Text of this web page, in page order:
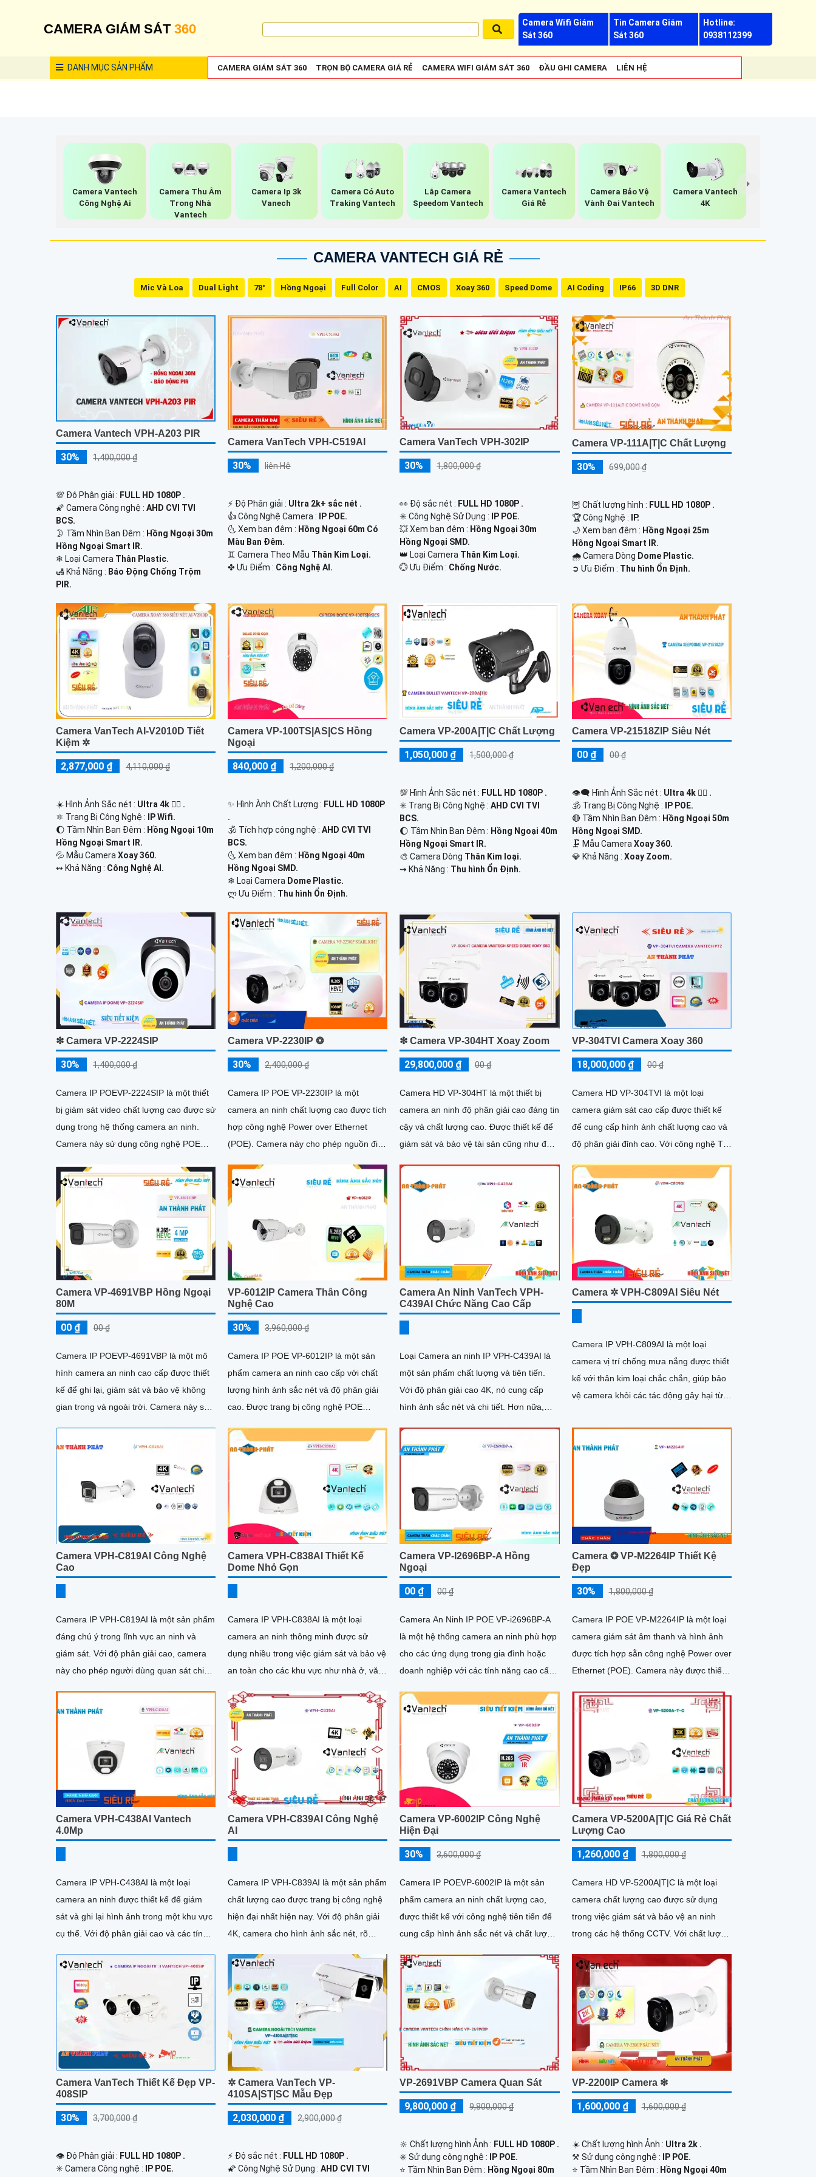
CAMERA GIÁM SÁT 360
Camera Wifi Giám
Sát 360
Tin Camera Giám
Sát 360
Hotline:
0938112399
DANH MỤCSẢN PHẨM CAMERA GIÁM SÁT 360 TRỌN BỘ CAMERA GIÁ RẺ CAMERA WIFI GIÁM SÁT 360 ĐẦU GHI CAMERA LIÊN HỆ
Camera Vantech
Công Nghệ Ai
Camera Thu Âm
Trong Nhà
Vantech
Camera Ip 3k
Vanech
Camera Có Auto
Traking Vantech
Lắp Camera
Speedom Vantech
Camera Vantech
Giá Rẻ
Camera Bảo Vệ
Vành Đai Vantech
Camera Vantech
4K
CAMERA VANTECH GIÁ RẺ
Mic Và Loa Dual Light 78° Hồng Ngoại Full Color AI CMOS Xoay 360 Speed Dome AI Coding IP66 3D DNR
Camera Vantech VPH-A203 PIR
30% 1,400,000 ₫
💯 Độ Phân giải : FULL HD 1080P .
🌠 Camera Công nghệ : AHD CVI TVI
BCS.
🌛 Tầm Nhìn Ban Đêm : Hồng Ngoại 30m
Hồng Ngoại Smart IR.
❄ Loại Camera Thân Plastic.
️🛃 Khả Năng : Báo Động Chống Trộm
PIR.
Camera VanTech VPH-C519AI
30% liên Hệ
️⚡ Độ Phân giải : Ultra 2k+ sắc nét .
👍 Công Nghệ Camera :
IP POE.
🌜 Xem ban đêm : Hồng Ngoại 60m Có
Màu Ban Đêm.
♊ Camera Theo Mẫu Thân Kim Loại.
️✤ Ưu Điểm : Công Nghệ AI.
Camera VanTech VPH-302IP
30% 1,800,000 ₫
️👀 Độ sắc nét : FULL HD 1080P .
✳️ Công Nghệ Sử Dụng :
IP POE.
💥 Xem ban đêm : Hồng Ngoại 30m
Hồng Ngoại SMD.
👑 Loại Camera Thân Kim Loại.
️💮 Ưu Điểm : Chống Nước.
Camera VP-111A|T|C Chất Lượng
30% 699,000 ₫
🦉 Chất lượng hình : FULL HD 1080P .
🏆 Công Nghệ :
IP.
🌙 Xem ban đêm : Hồng Ngoại 25m
Hồng Ngoại Smart IR.
🌧️ Camera Dòng Dome Plastic.
️➲ Ưu Điểm : Thu hình Ổn Định.
Camera VanTech AI-V2010D Tiết
Kiệm ✲
2,877,000 ₫ 4,110,000 ₫
☀️ Hình Ảnh Sắc nét : Ultra 4k 👍🏾 .
⚛️ Trang Bị Công Nghệ :
IP Wifi.
🌔 Tầm Nhìn Ban Đêm : Hồng Ngoại 10m
Hồng Ngoại Smart IR.
💦 Mẫu CameraXoay 360.
️↭ Khả Năng : Công Nghệ AI.
Camera VP-100TS|AS|CS Hồng
Ngoại
840,000 ₫ 1,200,000 ₫
✨ Hình Ành Chất Lượng : FULL HD 1080P
.
🕉️ Tích hợp công nghệ :AHD CVI TVI
BCS.
🌜 Xem ban đêm : Hồng Ngoại 40m
Hồng Ngoại SMD.
❄ Loại Camera Dome Plastic.
️ლ Ưu Điểm : Thu hình Ổn Định.
Camera VP-200A|T|C Chất Lượng
1,050,000 ₫ 1,500,000 ₫
💯 Hình Ảnh Sắc nét : FULL HD 1080P .
✳️ Trang Bị Công Nghệ :AHD CVI TVI
BCS.
🌔 Tầm Nhìn Ban Đêm : Hồng Ngoại 40m
Hồng Ngoại Smart IR.
🎨 Camera Dòng Thân Kim loại.
️⇝ Khả Năng : Thu hình Ổn Định.
Camera VP-21518ZIP Siêu Nét
00 ₫ 00 ₫
👁️‍🗨 Hình Ảnh Sắc nét : Ultra 4k 👍🏾 .
🕉️ Trang Bị Công Nghệ :
IP POE.
🔴 Tầm Nhìn Ban Đêm : Hồng Ngoại 50m
Hồng Ngoại SMD.
🗜️ Mẫu CameraXoay 360.
️💎 Khả Năng : Xoay Zoom.
❇ Camera VP-2224SIP
30% 1,400,000 ₫
Camera IP POEVP-2224SIP là một thiết
bị giám sát video chất lượng cao được sử
dụng trong hệ thống camera an ninh.
Camera này sử dụng công nghệ POE
nguồn và truyền dữ liệu thông qua một
dây cáp duy nhất
Camera VP-2230IP ❂
30% 2,400,000 ₫
Camera IP POE VP-2230IP là một
camera an ninh chất lượng cao được tích
hợp công nghệ Power over Ethernet
(POE). Camera này cho phép nguồn điện
nhất, giúp đơn giản hóa quá trình cài đặt
và tiết kiệm chi phí
❇ Camera VP-304HT Xoay Zoom
29,800,000 ₫ 00 ₫
Camera HD VP-304HT là một thiết bị
camera an ninh độ phân giải cao đáng tin
cậy và chất lượng cao. Được thiết kế để
giám sát và bảo vệ tài sản cũng như đảm
VP-304TVI Camera Xoay 360
18,000,000 ₫ 00 ₫
Camera HD VP-304TVI là một loại
camera giám sát cao cấp được thiết kế
để cung cấp hình ảnh chất lượng cao và
độ phân giải đỉnh cao. Với công nghệ TVI
Camera VP-4691VBP Hồng Ngoại
80M
00 ₫ 00 ₫
Camera IP POEVP-4691VBP là một mô
hình camera an ninh cao cấp được thiết
kế để ghi lại, giám sát và bảo vệ không
gian trong và ngoài trời. Camera này sử
VP-6012IP Camera Thân Công
Nghệ Cao
30% 3,960,000 ₫
Camera IP POE VP-6012IP là một sản
phẩm camera an ninh cao cấp với chất
lượng hình ảnh sắc nét và độ phân giải
cao. Được trang bị công nghệ POE
gian và công sức trong việc cấu hình và
cài đặt
Camera An Ninh VanTech VPH-
C439AI Chức Năng Cao Cấp
Loại Camera an ninh IP VPH-C439AI là
một sản phẩm chất lượng và tiên tiến.
Với độ phân giải cao 4K, nó cung cấp
hình ảnh sắc nét và chi tiết. Hơn nữa,
Camera ✲ VPH-C809AI Siêu Nét
Camera IP VPH-C809AI là một loại
camera vị trí chống mưa nắng được thiết
kế với thân kim loại chắc chắn, giúp bảo
vệ camera khỏi các tác động gây hại từ
Camera VPH-C819AI Công Nghệ
Cao
Camera IP VPH-C819AI là một sản phẩm
đáng chú ý trong lĩnh vực an ninh và
giám sát. Với độ phân giải cao, camera
này cho phép người dùng quan sát chi
Camera VPH-C838AI Thiết Kế
Dome Nhỏ Gọn
Camera IP VPH-C838AI là một loại
camera an ninh thông minh được sử
dụng nhiều trong việc giám sát và bảo vệ
an toàn cho các khu vực như nhà ở, văn
Camera VP-I2696BP-A Hồng
Ngoại
00 ₫ 00 ₫
Camera An Ninh IP POE VP-i2696BP-A
là một hệ thống camera an ninh phù hợp
cho các ứng dụng trong gia đình hoặc
doanh nghiệp với các tính năng cao cấp.
Camera ❂ VP-M2264IP Thiết Kệ
Đẹp
30% 1,800,000 ₫
Camera IP POE VP-M2264IP là một loại
camera giám sát âm thanh và hình ảnh
được tích hợp sẵn công nghệ Power over
Ethernet (POE). Camera này được thiết
Camera VPH-C438AI Vantech
4.0Mp
Camera IP VPH-C438AI là một loại
camera an ninh được thiết kế để giám
sát và ghi lại hình ảnh trong một khu vực
cụ thể. Với độ phân giải cao và các tính
hình ảnh sắc nét và chất lượng
Camera VPH-C839AI Công Nghệ
AI
Camera IP VPH-C839AI là một sản phẩm
chất lượng cao được trang bị công nghệ
hiện đại nhất hiện nay. Với độ phân giải
4K, camera cho hình ảnh sắc nét, rõ
Camera VP-6002IP Công Nghệ
Hiện Đại
30% 3,600,000 ₫
Camera IP POEVP-6002IP là một sản
phẩm camera an ninh chất lượng cao,
được thiết kế với công nghệ tiên tiến để
cung cấp hình ảnh sắc nét và chất lượng.
Camera VP-5200A|T|C Giá Rẻ Chất
Lượng Cao
1,260,000 ₫ 1,800,000 ₫
Camera HD VP-5200A|T|C là một loại
camera chất lượng cao được sử dụng
trong việc giám sát và bảo vệ an ninh
trong các hệ thống CCTV. Với chất lượng
Camera VanTech Thiết Kế Đẹp VP-
408SIP
30% 3,700,000 ₫
👁 Độ Phân giải : FULL HD 1080P .
✳️ Camera Công nghệ :
IP POE.
✲ Camera VanTech VP-
410SA|ST|SC Mẫu Đẹp
2,030,000 ₫ 2,900,000 ₫
️⚡ Độ sắc nét : FULL HD 1080P .
🌠 Công Nghệ Sử Dụng :AHD CVI TVI
VP-2691VBP Camera Quan Sát
9,800,000 ₫ 9,800,000 ₫
🔆 Chất lượng hình Ảnh : FULL HD 1080P .
✳️ Sử dụng công nghệ :
IP POE.
⭐ Tầm Nhìn Ban Đêm : Hồng Ngoại 80m
VP-2200IP Camera ❇
1,600,000 ₫ 1,600,000 ₫
☀️ Chất lượng hình Ảnh : Ultra 2k .
⚒ Sử dụng công nghệ :
IP POE.
⭐ Tầm Nhìn Ban Đêm : Hồng Ngoại 40m